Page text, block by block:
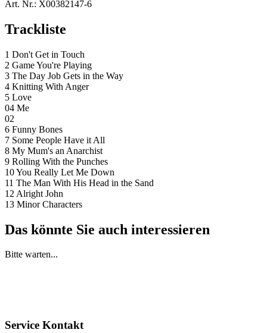
Art. Nr.: X00382147-6
Trackliste
1 Don't Get in Touch
2 Game You're Playing
3 The Day Job Gets in the Way
4 Knitting With Anger
5 Love
04 Me
02
6 Funny Bones
7 Some People Have it All
8 My Mum's an Anarchist
9 Rolling With the Punches
10 You Really Let Me Down
11 The Man With His Head in the Sand
12 Alright John
13 Minor Characters
Das könnte Sie auch interessieren
Bitte warten...
Service Kontakt